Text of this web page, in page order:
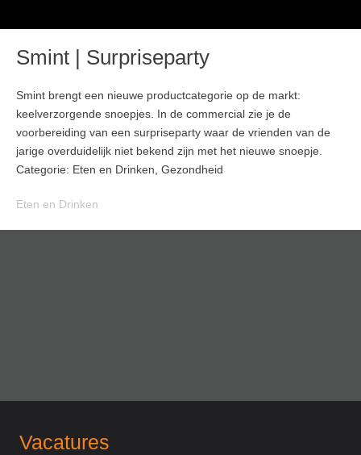
Smint | Surpriseparty
Smint brengt een nieuwe productcategorie op de markt:
keelverzorgende snoepjes. In de commercial zie je de
voorbereiding van een surpriseparty waar de vrienden van de
jarige overduidelijk niet bekend zijn met het nieuwe snoepje.
Categorie: Eten en Drinken, Gezondheid
Eten en Drinken
Vacatures